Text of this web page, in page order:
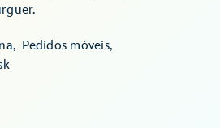
Pedidos móveis